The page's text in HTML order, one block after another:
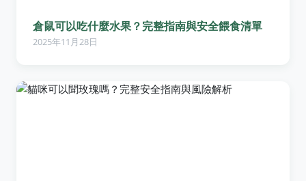
倉鼠可以吃什麼水果？完整指南與安全餵食清單
2025年11月28日